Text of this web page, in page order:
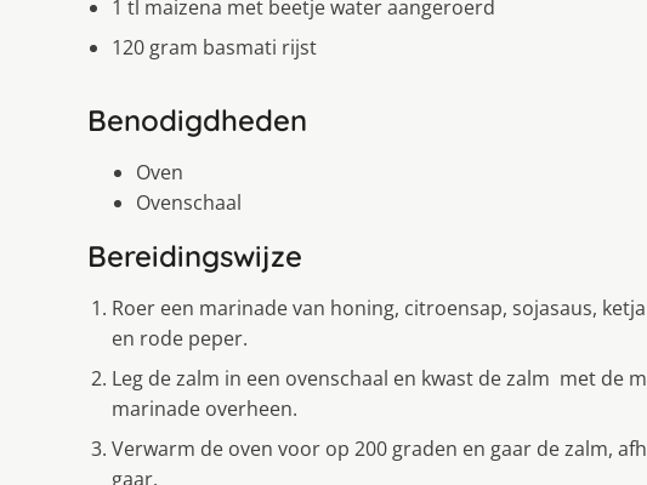
1 tl maizena met beetje water aangeroerd
120 gram basmati rijst
Benodigdheden
Oven
Ovenschaal
Bereidingswijze
Roer een marinade van honing, citroensap, sojasaus,
en rode peper.
Leg de zalm in een ovenschaal en kwast de zalm met de
marinade overheen.
Verwarm de oven voor op 200 graden en gaar de zalm,
gaar.